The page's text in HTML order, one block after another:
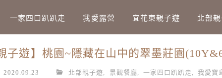
Main Menu
一家四口趴趴走 我愛露營 宜花東親子遊 北部
子遊】桃園~隱藏在山中的翠墨莊園
2020.09.23 北部親子遊 景觀餐廳 一家四口趴趴走 ,我愛寶